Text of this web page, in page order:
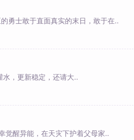
勇士敢于直面真实的末日，敢于在..
水，更新稳定，还请大..
觉醒异能，在天灾下护着父母家..